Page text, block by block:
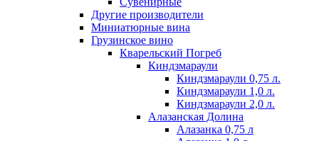
Другие производители
Миниатюрные вина
Грузинское вино
Кварельский Погреб
Киндзмараули
Киндзмараули 0,75 л.
Киндзмараули 1,0 л.
Киндзмараули 2,0 л.
Алазанская Долина
Алазанка 0,75 л